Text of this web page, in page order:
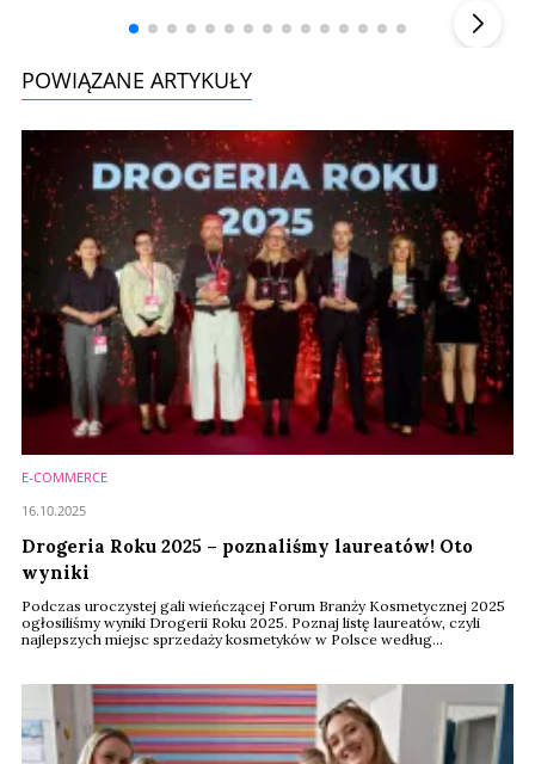
POWIĄZANE ARTYKUŁY
E-COMMERCE
Drogeria Roku 2025 – poznaliśmy laureatów! Oto
wyniki
Podczas uroczystej gali wieńczącej Forum Branży Kosmetycznej 2025
ogłosiliśmy wyniki Drogerii Roku 2025. Poznaj listę laureatów, czyli
najlepszych miejsc sprzedaży kosmetyków w Polsce według
16.10.2025